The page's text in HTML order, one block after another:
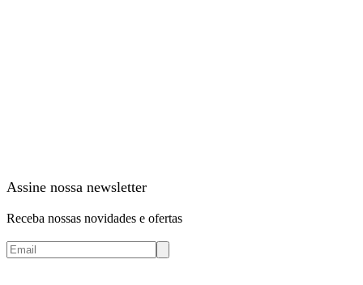
Assine nossa newsletter
Receba nossas novidades e ofertas